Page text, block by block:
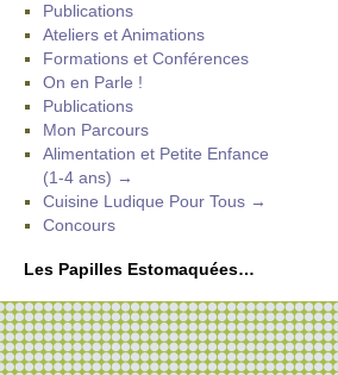
Publications
Ateliers et Animations
Formations et Conférences
On en Parle !
Publications
Mon Parcours
Alimentation et Petite Enfance
(1-4 ans) →
Cuisine Ludique Pour Tous →
Concours
Les Papilles Estomaquées…